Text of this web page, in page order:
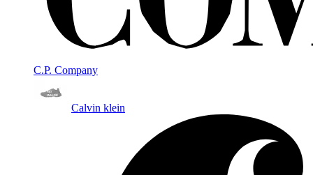
C.P. Company
Calvin klein